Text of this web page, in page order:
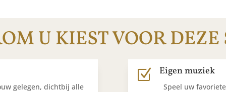
U KIEST VOOR DEZE
gelegen, dichtbij alle
Z Eigen muziek
Speel uw